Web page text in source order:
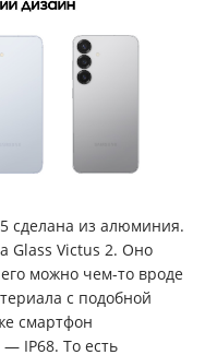
сделана из алюминия.
Glass Victus 2. Оно
можно чем-то вроде
с подобной
смартфон
IP68. То есть